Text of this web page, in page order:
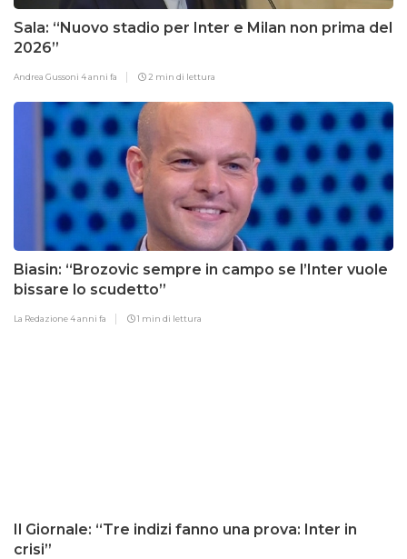
Sala: “Nuovo stadio per Inter e Milan non prima del
2026”
Andrea Gussoni 4 anni fa 2 min di lettura
Biasin: “Brozovic sempre in campo se l’Inter vuole
bissare lo scudetto”
La Redazione4 anni fa 1 min di lettura
Il Giornale: “Tre indizi fanno una prova: Inter in
crisi”